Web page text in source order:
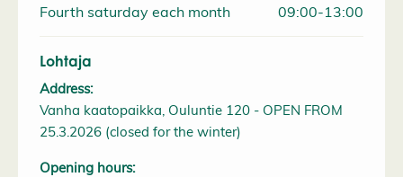
Fourth saturday each month
09:00-13:00
Lohtaja
Address:
Vanha kaatopaikka, Ouluntie 120 - OPEN FROM
25.3.2026 (closed for the winter)
Opening hours: